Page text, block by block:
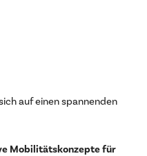
auf einen spannenden
Mobilitätskonzepte für